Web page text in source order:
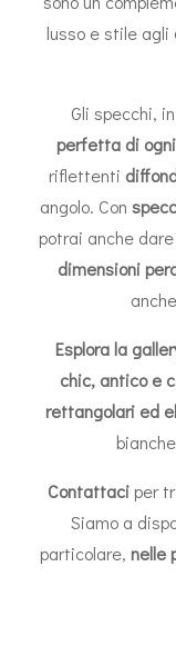
lusso e stile agli
Gli specchi,
perfetta di
riflettenti
angolo. Con
potrai anche
dimensioni
Esplora la
chic, antico e
rettangolari ed
Contattaciper
Siamo a
particolare, nelle